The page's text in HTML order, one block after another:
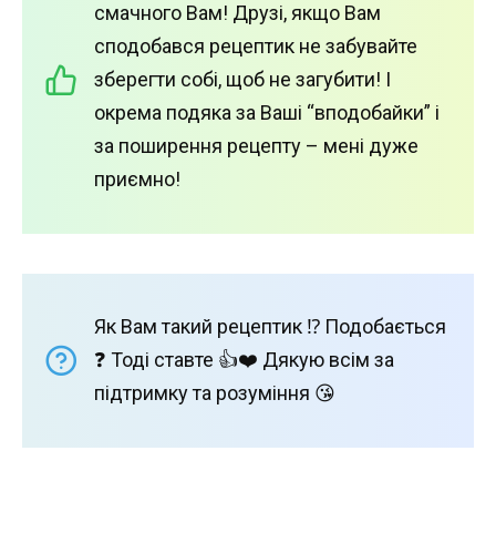
смачного Вам! Друзі, якщо Вам
сподобався рецептик не забувайте
зберегти собі, щоб не загубити! І
окрема подяка за Ваші “вподобайки” і
за поширення рецепту – мені дуже
приємно!
Як Вам такий рецептик ⁉️ Подобається
❓ Тоді ставте 👍❤️ Дякую всім за
підтримку та розуміння 😘